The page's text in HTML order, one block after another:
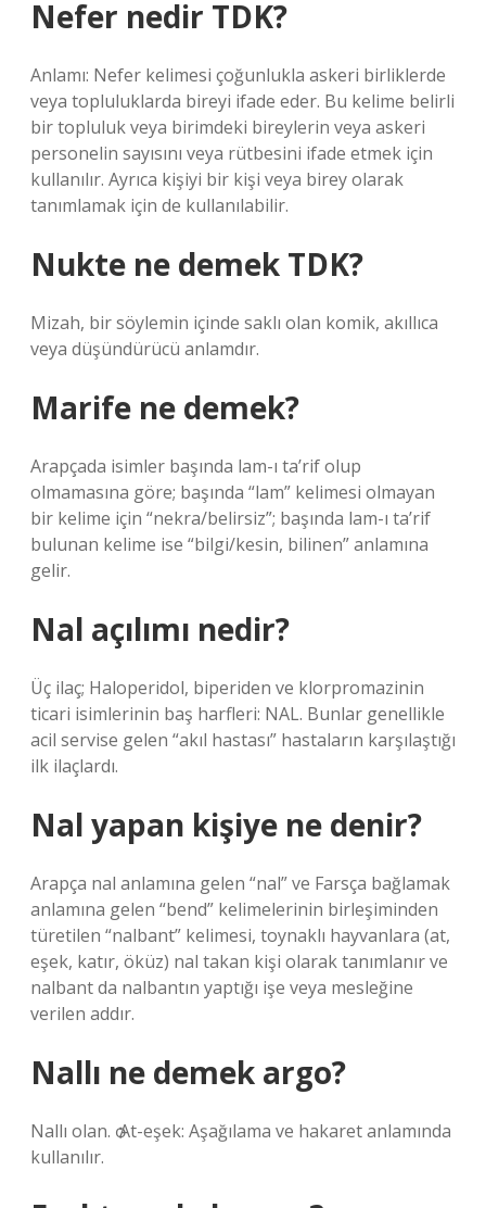
Nefer nedir TDK?
Anlamı: Nefer kelimesi çoğunlukla askeri birliklerde
veya topluluklarda bireyi ifade eder. Bu kelime belirli
bir topluluk veya birimdeki bireylerin veya askeri
personelin sayısını veya rütbesini ifade etmek için
kullanılır. Ayrıca kişiyi bir kişi veya birey olarak
tanımlamak için de kullanılabilir.
Nukte ne demek TDK?
Mizah, bir söylemin içinde saklı olan komik, akıllıca
veya düşündürücü anlamdır.
Marife ne demek?
Arapçada isimler başında lam-ı ta’rif olup
olmamasına göre; başında “lam” kelimesi olmayan
bir kelime için “nekra/belirsiz”; başında lam-ı ta’rif
bulunan kelime ise “bilgi/kesin, bilinen” anlamına
gelir.
Nal açılımı nedir?
Üç ilaç; Haloperidol, biperiden ve klorpromazinin
ticari isimlerinin baş harfleri: NAL. Bunlar genellikle
acil servise gelen “akıl hastası” hastaların karşılaştığı
ilk ilaçlardı.
Nal yapan kişiye ne denir?
Arapça nal anlamına gelen “nal” ve Farsça bağlamak
anlamına gelen “bend” kelimelerinin birleşiminden
türetilen “nalbant” kelimesi, toynaklı hayvanlara (at,
eşek, katır, öküz) nal takan kişi olarak tanımlanır ve
nalbant da nalbantın yaptığı işe veya mesleğine
verilen addır.
Nallı ne demek argo?
Nallı olan. ѻ At-eşek: Aşağılama ve hakaret anlamında
kullanılır.